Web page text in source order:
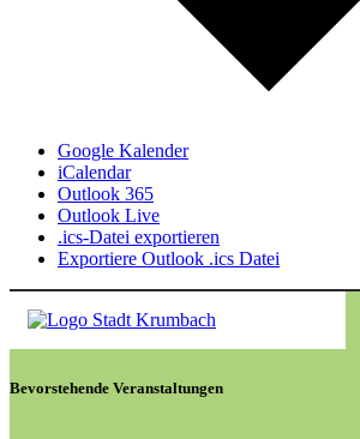
Google Kalender
iCalendar
Outlook 365
Outlook Live
.ics-Datei exportieren
Exportiere Outlook .ics Datei
Bevorstehende Veranstaltungen